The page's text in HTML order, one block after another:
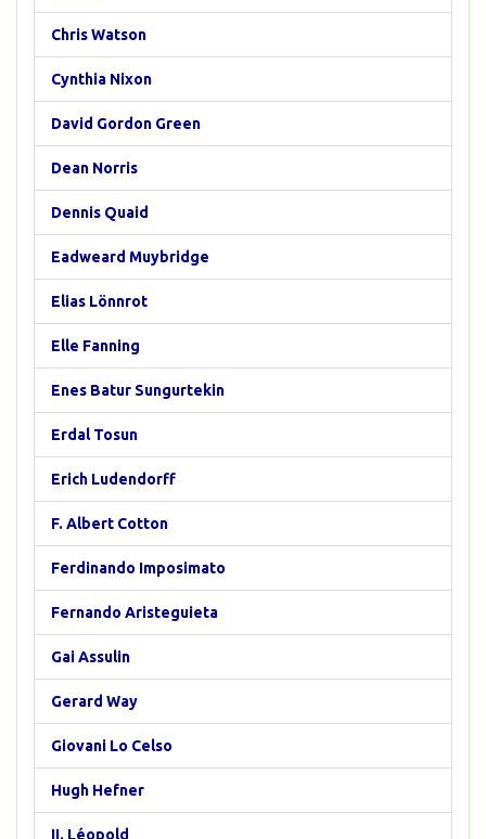
Chris Watson
Cynthia Nixon
David Gordon Green
Dean Norris
Dennis Quaid
Eadweard Muybridge
Elias Lönnrot
Elle Fanning
Enes Batur Sungurtekin
Erdal Tosun
Erich Ludendorff
F. Albert Cotton
Ferdinando Imposimato
Fernando Aristeguieta
Gai Assulin
Gerard Way
Giovani Lo Celso
Hugh Hefner
II. Léopold